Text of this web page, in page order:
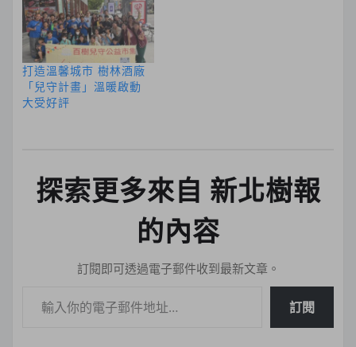
打造溫馨城市 樹林酒廠
「兒守計畫」溫暖啟動
大受好評
探索更多來自 新北樹報
的內容
訂閱即可透過電子郵件收到最新文章。
訂閱